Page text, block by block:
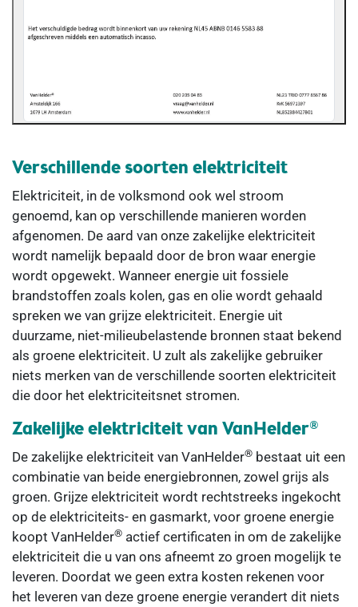
Verschillende soorten elektriciteit
Elektriciteit, in de volksmond ook wel stroom
genoemd, kan op verschillende manieren worden
afgenomen. De aard van onze zakelijke elektriciteit
wordt namelijk bepaald door de bron waar energie
wordt opgewekt. Wanneer energie uit fossiele
brandstoffen zoals kolen, gas en olie wordt gehaald
spreken we van grijze elektriciteit. Energie uit
duurzame, niet-milieubelastende bronnen staat bekend
als groene elektriciteit. U zult als zakelijke gebruiker
niets merken van de verschillende soorten elektriciteit
die door het elektriciteitsnet stromen.
Zakelijke elektriciteit van VanHelder®
De zakelijke elektriciteit van VanHelder® bestaat uit een
combinatie van beide energiebronnen, zowel grijs als
groen. Grijze elektriciteit wordt rechtstreeks ingekocht
op de elektriciteits- en gasmarkt, voor groene energie
koopt VanHelder® actief certificaten in om de zakelijke
elektriciteit die u van ons afneemt zo groen mogelijk te
leveren. Doordat we geen extra kosten rekenen voor
het leveren van deze groene energie verandert dit niets